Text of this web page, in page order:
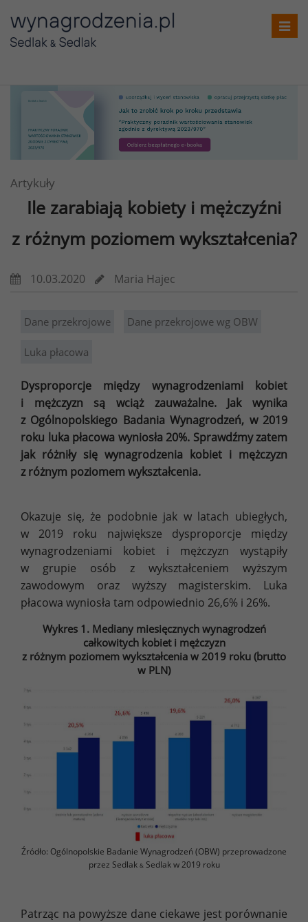
Artykuły
Ile zarabiają kobiety i mężczyźni
z różnym poziomem wykształcenia?
10.03.2020 Maria Hajec
Dane przekrojowe Dane przekrojowe wg OBW
Luka płacowa
Dysproporcje między wynagrodzeniami kobiet
i mężczyzn są wciąż zauważalne. Jak wynika
z Ogólnopolskiego Badania Wynagrodzeń, w 2019
roku luka płacowa wyniosła 20%. Sprawdźmy zatem
jak różniły się wynagrodzenia kobiet i mężczyzn
z różnym poziomem wykształcenia.
Okazuje się, że podobnie jak w latach ubiegłych,
w 2019 roku największe dysproporcje między
wynagrodzeniami kobiet i mężczyzn wystąpiły
w grupie osób z wykształceniem wyższym
zawodowym oraz wyższy magisterskim. Luka
płacowa wyniosła tam odpowiednio 26,6% i 26%.
Wykres 1. Mediany miesięcznych wynagrodzeń
całkowitych kobiet i mężczyzn
z różnym poziomem wykształcenia w 2019 roku (brutto
w PLN)
Źródło: Ogólnopolskie Badanie Wynagrodzeń (OBW) przeprowadzone
przez Sedlak &Sedlak w 2019 roku
Patrząc na powyższe dane ciekawe jest porównanie